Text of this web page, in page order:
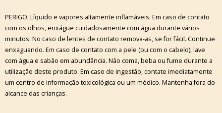
PERIGO, Líquido e vapores altamente inflamáveis. Em caso de contato
com os olhos, enxágue cuidadosamente com água durante vários
minutos. No caso de lentes de contato remova-as, se for fácil. Continue
enxaguando. Em caso de contato com a pele (ou com o cabelo), lave
com água e sabão em abundância. Não coma, beba ou fume durante a
utilização deste produto. Em caso de ingestão, contate imediatamente
um centro de informação toxicológica ou um médico. Mantenha fora do
alcance das crianças.